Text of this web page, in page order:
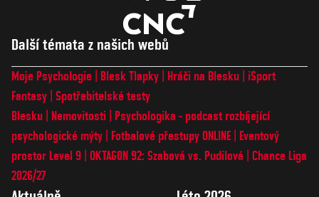
Další témata z našich webů
Moje Psychologie Blesk Tlapky Hráči na Blesku
iSport
Fantasy Spotřebitelské testy
Blesku
Nemovitosti
Psychologika - podcast rozbíjející
psychologické mýty
Fotbalové přestupy ONLINE
Eventový
prostor Level 9 OKTAGON 92: Szabová vs. Pudilová
Chance Liga
2026/27